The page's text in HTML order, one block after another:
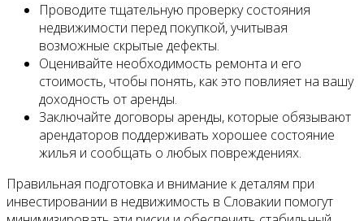
Проводите тщательную проверку состояния
недвижимости перед покупкой, учитывая
возможные скрытые дефекты.
Оценивайте необходимость ремонта и его
стоимость, чтобы понять, как это повлияет на вашу
доходность от аренды.
Заключайте договоры аренды, которые обязывают
арендаторов поддерживать хорошее состояние
жилья и сообщать о любых повреждениях.
Правильная подготовка и внимание к деталям при
инвестировании в недвижимость в Словакии помогут